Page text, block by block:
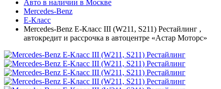
Авто в наличии в Москве
Mercedes-Benz
E-Класс
Mercedes-Benz E-Класс III (W211, S211) Рестайлинг ,
автокредит и рассрочка в автоцентре «Астар Моторс»